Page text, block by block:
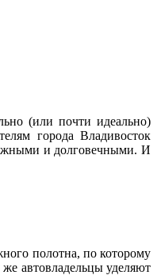
(или почти идеально)
города Владивосток
и долговечными. И
полотна, по которому
автовладельцы уделяют